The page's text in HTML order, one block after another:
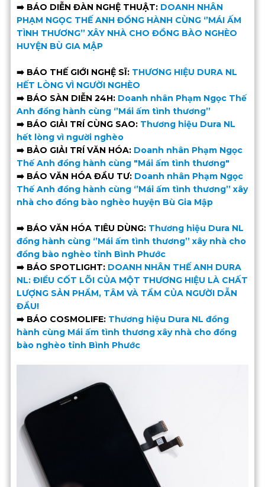
➡️ BÁO DIỄN ĐÀN NGHỆ THUẬT: DOANH NHÂN
PHẠM NGỌC THẾ ANH ĐỒNG HÀNH CÙNG ‘’MÁI ẤM
TÌNH THƯƠNG’’ XÂY NHÀ CHO ĐỒNG BÀO NGHÈO
HUYỆN BÙ GIA MẬP
➡️ BÁO THẾ GIỚI NGHỆ SĨ: THƯƠNG HIỆU DURA NL
HẾT LÒNG VÌ NGƯỜI NGHÈO
➡️ BÁO SÀN DIỄN 24H: Doanh nhân Phạm Ngọc Thế
Anh đồng hành cùng ‘’Mái ấm tình thương’’
➡️ BÁO GIẢI TRÍ CÙNG SAO: Thương hiệu Dura NL
hết lòng vì người nghèo
➡️ BẢO GIẢI TRÍ VĂN HÓA: Doanh nhân Phạm Ngọc
Thế Anh đồng hành cùng "Mái ấm tình thương"
➡️ BÁO VĂN HÓA ĐẦU TƯ: Doanh nhân Phạm Ngọc
Thế Anh đồng hành cùng ‘’Mái ấm tình thương’’ xây
nhà cho đồng bào nghèo huyện Bù Gia Mập
➡️ BÁO VĂN HÓA TIÊU DÙNG: Thương hiệu Dura NL
đồng hành cùng ‘’Mái ấm tình thương’’ xây nhà cho
đồng bào nghèo tỉnh Bình Phước
➡️ BÁO SPOTLIGHT: DOANH NHÂN THẾ ANH DURA
NL: ĐIỀU CỐT LÕI CỦA MỘT THƯƠNG HIỆU LÀ CHẤT
LƯỢNG SẢN PHẨM, TÂM VÀ TẦM CỦA NGƯỜI DẪN
ĐẦU!
➡️ BÁO COSMOLIFE: Thương hiệu Dura NL đồng
hành cùng Mái ấm tình thương xây nhà cho đồng
bào nghèo tỉnh Bình Phước